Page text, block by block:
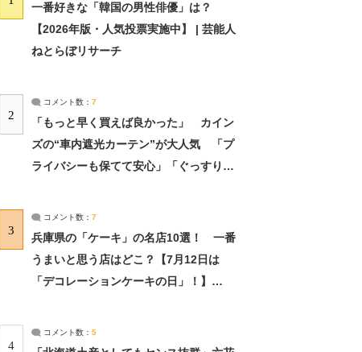
一番好きな「韓国の男性俳優」は？
【2026年版・人気投票実施中】 | 芸能人
ねとらぼリサーチ
2
コメント数： 7
「もっと早く買えば良かった」 カイン
ズの“車内遮光カーテン”が大人気 「プ
ライバシーも保てて安心」「ぐっすり眠
3
コメント数： 7
兵庫県の「ケーキ」の名店10選！ 一番
うまいと思う店はどこ？【7月12日は
「デコレーションケーキの日」！】
4
コメント数： 5